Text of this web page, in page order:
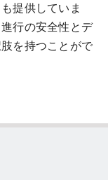
提供していま
行の安全性とデ
を持つことがで